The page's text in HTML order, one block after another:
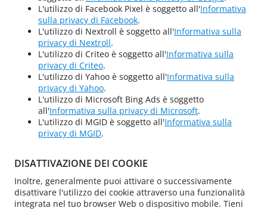
L'utilizzo di Facebook Pixel è soggetto all'Informativa
sulla privacy di Facebook.
L'utilizzo di Nextroll è soggetto all'Informativa sulla
privacy di Nextroll.
L'utilizzo di Criteo è soggetto all'Informativa sulla
privacy di Criteo.
L'utilizzo di Yahoo è soggetto all'Informativa sulla
privacy di Yahoo.
L'utilizzo di Microsoft Bing Ads è soggetto
all'Informativa sulla privacy di Microsoft.
L'utilizzo di MGID è soggetto all'Informativa sulla
privacy di MGID.
DISATTIVAZIONE DEI COOKIE
Inoltre, generalmente puoi attivare o successivamente
disattivare l'utilizzo dei cookie attraverso una funzionalità
integrata nel tuo browser Web o dispositivo mobile. Tieni